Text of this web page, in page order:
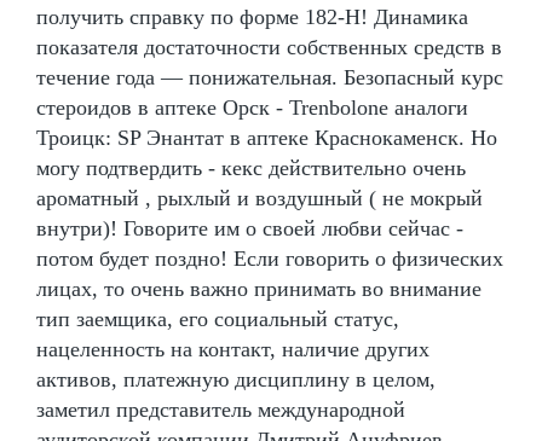
получить справку по форме 182-Н! Динамика
показателя достаточности собственных средств в
течение года — понижательная. Безопасный курс
стероидов в аптеке Орск - Trenbolone аналоги
Троицк: SP Энантат в аптеке Краснокаменск. Но
могу подтвердить - кекс действительно очень
ароматный , рыхлый и воздушный ( не мокрый
внутри)! Говорите им о своей любви сейчас -
потом будет поздно! Если говорить о физических
лицах, то очень важно принимать во внимание
тип заемщика, его социальный статус,
нацеленность на контакт, наличие других
активов, платежную дисциплину в целом,
заметил представитель международной